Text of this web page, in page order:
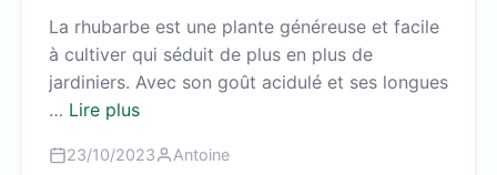
La rhubarbe est une plante généreuse et facile
à cultiver qui séduit de plus en plus de
jardiniers. Avec son goût acidulé et ses longues
… Lire plus
23/10/2023 Antoine